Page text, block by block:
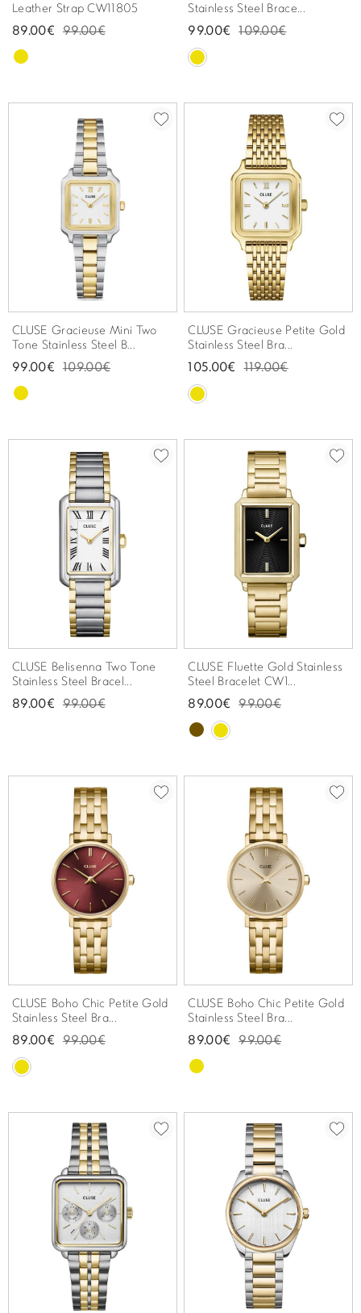
Leather Strap CW11805
89.00€ 99.00€
Stainless Steel Brace...
99.00€ 109.00€
CLUSE Gracieuse Mini Two
Tone Stainless Steel B...
99.00€ 109.00€
CLUSE Gracieuse Petite Gold
Stainless Steel Bra...
105.00€ 119.00€
CLUSE Belisenna Two Tone
Stainless Steel Bracel...
89.00€ 99.00€
CLUSE Fluette Gold Stainless
Steel Bracelet CW1...
89.00€ 99.00€
CLUSE Boho Chic Petite Gold
Stainless Steel Bra...
89.00€ 99.00€
CLUSE Boho Chic Petite Gold
Stainless Steel Bra...
89.00€ 99.00€